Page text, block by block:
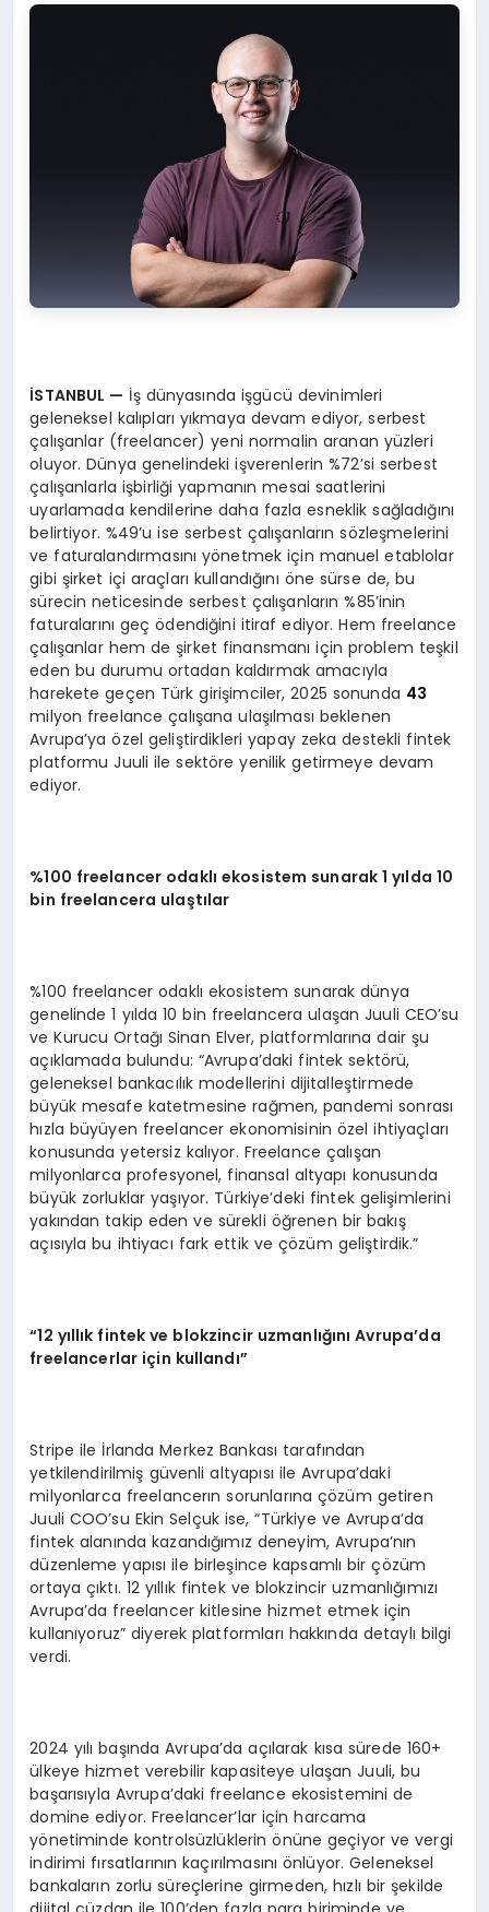
İSTANBUL — İş dünyasında işgücü devinimleri
geleneksel kalıpları yıkmaya devam ediyor, serbest
çalışanlar (freelancer) yeni normalin aranan yüzleri
oluyor. Dünya genelindeki işverenlerin %72’si serbest
çalışanlarla işbirliği yapmanın mesai saatlerini
uyarlamada kendilerine daha fazla esneklik sağladığını
belirtiyor. %49’u ise serbest çalışanların sözleşmelerini
ve faturalandırmasını yönetmek için manuel etablolar
gibi şirket içi araçları kullandığını öne sürse de, bu
sürecin neticesinde serbest çalışanların %85’inin
faturalarını geç ödendiğini itiraf ediyor. Hem freelance
çalışanlar hem de şirket finansmanı için problem teşkil
eden bu durumu ortadan kaldırmak amacıyla
harekete geçen Türk girişimciler, 2025 sonunda 43
milyon freelance çalışana ulaşılması beklenen
Avrupa’ya özel geliştirdikleri yapay zeka destekli fintek
platformu Juuli ile sektöre yenilik getirmeye devam
ediyor.
%100 freelancer odaklı ekosistem sunarak 1 yılda 10
bin freelancera ulaştılar
%100 freelancer odaklı ekosistem sunarak dünya
genelinde 1 yılda 10 bin freelancera ulaşan Juuli CEO’su
ve Kurucu Ortağı Sinan Elver, platformlarına dair şu
açıklamada bulundu: “Avrupa’daki fintek sektörü,
geleneksel bankacılık modellerini dijitalleştirmede
büyük mesafe katetmesine rağmen, pandemi sonrası
hızla büyüyen freelancer ekonomisinin özel ihtiyaçları
konusunda yetersiz kalıyor. Freelance çalışan
milyonlarca profesyonel, finansal altyapı konusunda
büyük zorluklar yaşıyor. Türkiye’deki fintek gelişimlerini
yakından takip eden ve sürekli öğrenen bir bakış
açısıyla bu ihtiyacı fark ettik ve çözüm geliştirdik.”
“12 yıllık fintek ve blokzincir uzmanlığını Avrupa’da
freelancerlar için kullandı”
Stripe ile İrlanda Merkez Bankası tarafından
yetkilendirilmiş güvenli altyapısı ile Avrupa’daki
milyonlarca freelancerın sorunlarına çözüm getiren
Juuli COO’su Ekin Selçuk ise, “Türkiye ve Avrupa’da
fintek alanında kazandığımız deneyim, Avrupa’nın
düzenleme yapısı ile birleşince kapsamlı bir çözüm
ortaya çıktı. 12 yıllık fintek ve blokzincir uzmanlığımızı
Avrupa’da freelancer kitlesine hizmet etmek için
kullanıyoruz” diyerek platformları hakkında detaylı bilgi
verdi.
2024 yılı başında Avrupa’da açılarak kısa sürede 160+
ülkeye hizmet verebilir kapasiteye ulaşan Juuli, bu
başarısıyla Avrupa’daki freelance ekosistemini de
domine ediyor. Freelancer’lar için harcama
yönetiminde kontrolsüzlüklerin önüne geçiyor ve vergi
indirimi fırsatlarının kaçırılmasını önlüyor. Geleneksel
bankaların zorlu süreçlerine girmeden, hızlı bir şekilde